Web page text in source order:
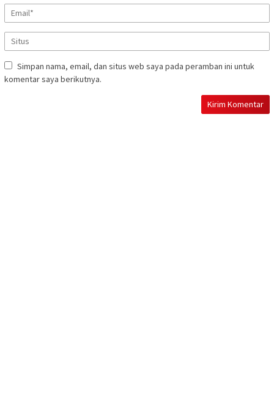
Simpan nama, email, dan situs web saya pada peramban ini untuk
komentar saya berikutnya.